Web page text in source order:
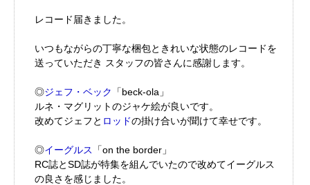
レコード届きました。
いつもながらの丁寧な梱包ときれいな状態のレコードを
送っていただき スタッフの皆さんに感謝します。
◎ジェフ・ベック
「beck-ola」
ルネ・マグリットのジャケ絵が良いです。
改めてジェフと ロッドの掛け合いが聞けて幸せです。
◎イーグルス
「on the border」
RC誌とSD誌が特集を組んでいたので改めてイーグルス
の良さを感じました。